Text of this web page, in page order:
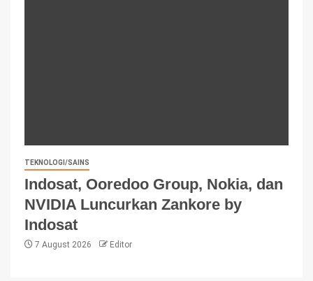
TEKNOLOGI/SAINS
Indosat, Ooredoo Group, Nokia, dan
NVIDIA Luncurkan Zankore by
Indosat
7 August 2026 Editor